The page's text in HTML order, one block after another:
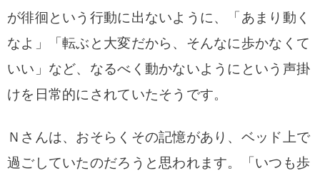
が徘徊という行動に出ないように、「あまり動く
なよ」「転ぶと大変だから、そんなに歩かなくて
いい」など、なるべく動かないようにという声掛
けを日常的にされていたそうです。
Ｎさんは、おそらくその記憶があり、ベッド上で
過ごしていたのだろうと思われます。「いつも歩